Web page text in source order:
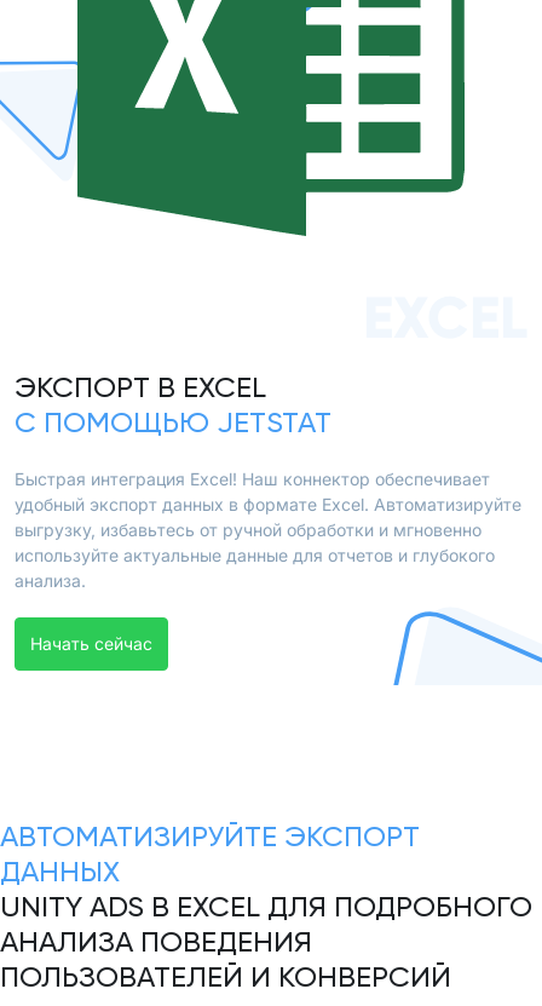
ЭКСПОРТ В EXCEL
С ПОМОЩЬЮ JETSTAT
Быстрая интеграция Excel! Наш коннектор обеспечивает
удобный экспорт данных в формате Excel. Автоматизируйте
выгрузку, избавьтесь от ручной обработки и мгновенно
используйте актуальные данные для отчетов и глубокого
анализа.
Начать сейчас
АВТОМАТИЗИРУЙТЕ ЭКСПОРТ
ДАННЫХ
UNITY ADS В EXCEL ДЛЯ ПОДРОБНОГО
АНАЛИЗА ПОВЕДЕНИЯ
ПОЛЬЗОВАТЕЛЕЙ И КОНВЕРСИЙ